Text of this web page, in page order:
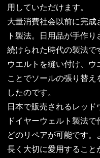
用していただけます。
大量消費社会以前に完
ト製法。日用品が手作
続けられた時代の製法で
ウエルトを縫い付け、ウ
ことでソールの張り替え
したのです。
日本で販売されるレッ
ドイヤーウェルト製法
どのリペアが可能です。
長く大切に愛用すること